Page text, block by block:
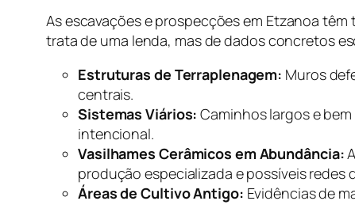
As escavações e prospecções em Etzanoa
trata de uma lenda, mas de dados concretos
Estruturas de Terraplenagem: Muros
centrais.
Sistemas Viários: Caminhos largos e
intencional.
Vasilhames Cerâmicos em Abundância:
produção especializada e possíveis redes
Áreas de Cultivo Antigo: Evidências de